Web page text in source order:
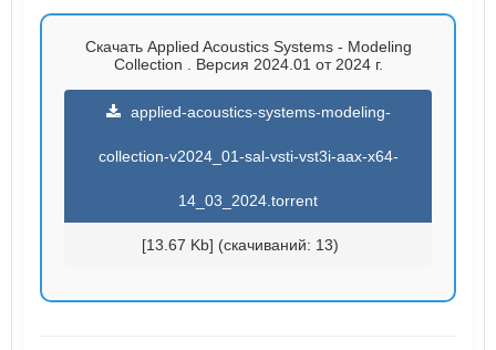
Скачать Applied Acoustics Systems - Modeling
Collection . Версия 2024.01 от 2024 г.
applied-acoustics-systems-modeling-
collection-v2024_01-sal-vsti-vst3i-aax-x64-
14_03_2024.torrent
[13.67 Kb] (cкачиваний: 13)